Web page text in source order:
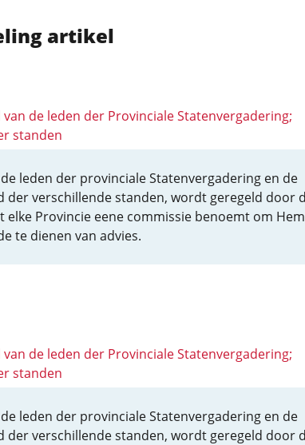
artikel
van de leden der Provinciale Statenvergadering;
standen
leden der provinciale Statenvergadering en de
der verschillende standen, wordt geregeld door
elke Provincie eene commissie benoemt om Hem
te dienen van advies.
van de leden der Provinciale Statenvergadering;
standen
leden der provinciale Statenvergadering en de
der verschillende standen, wordt geregeld door